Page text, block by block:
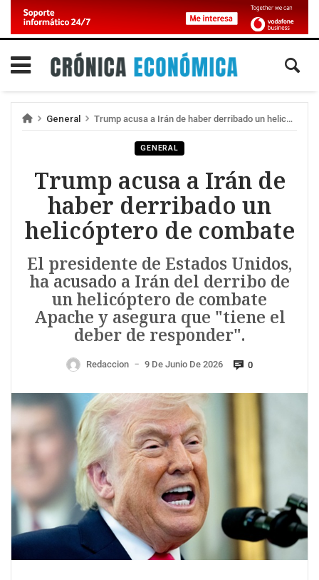
General Trump acusa a Irán de haber derribado un helicóptero de combate
GENERAL
Trump acusa a Irán de
haber derribado un
helicóptero de combate
El presidente de Estados Unidos,
ha acusado a Irán del derribo de
un helicóptero de combate
Apache y asegura que "tiene el
deber de responder".
Redaccion — 9 De Junio De 2026 0